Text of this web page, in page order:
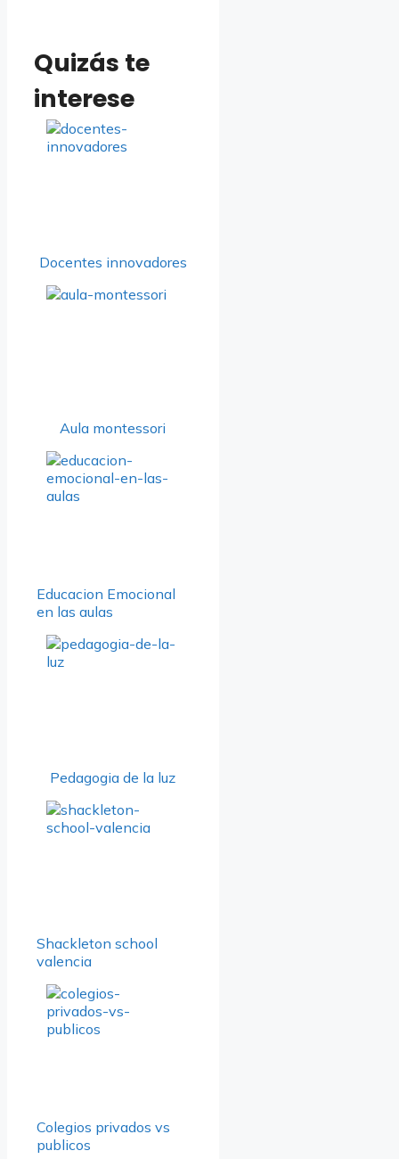
Quizás te
interese
Docentes innovadores
Aula montessori
Educacion Emocional
en las aulas
Pedagogia de la luz
Shackleton school
valencia
Colegios privados vs
publicos